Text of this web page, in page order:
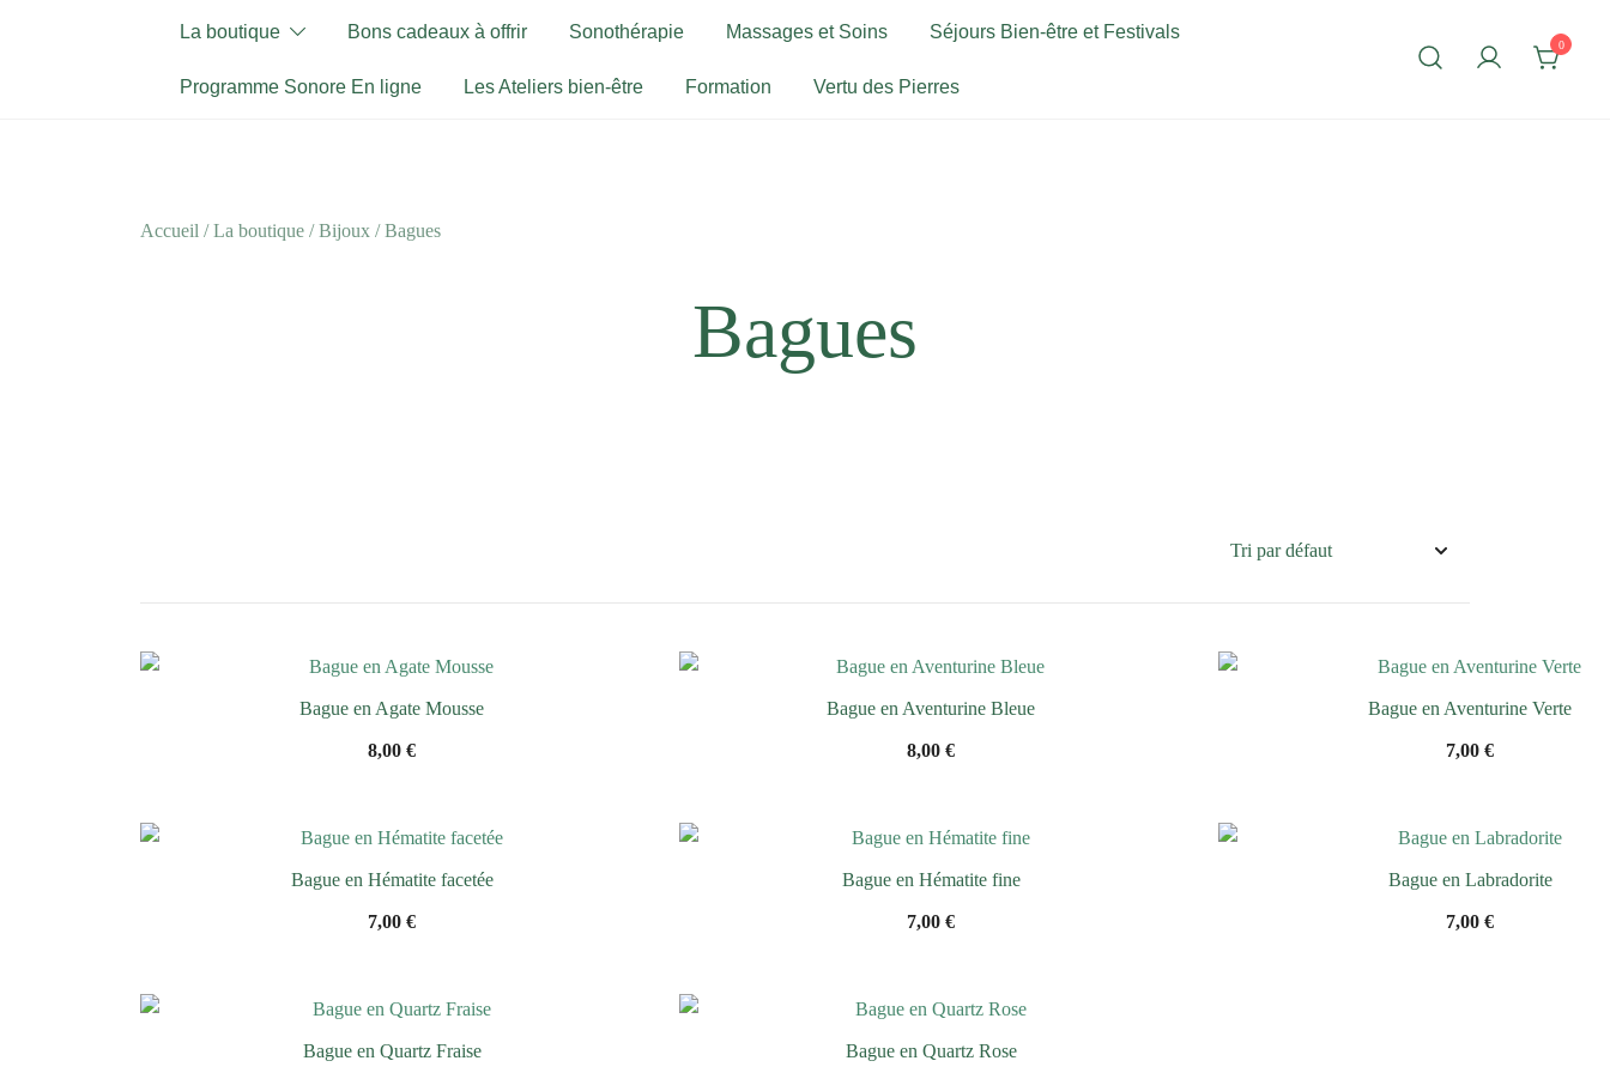
La boutique Bons cadeaux à offrir Sonothérapie Massages et Soins Séjours Bien-être et Festivals
Programme Sonore En ligne Les Ateliers bien-être Formation Vertu des Pierres
0
Accueil /La boutique /Bijoux / Bagues
Bagues
Bague en Agate Mousse
8,00 €
Bague en Aventurine Bleue
8,00 €
Bague en Aventurine Verte
7,00 €
Bague en Hématite facetée
7,00 €
Bague en Hématite fine
7,00 €
Bague en Labradorite
7,00 €
Bague en Quartz Fraise Bague en Quartz Rose